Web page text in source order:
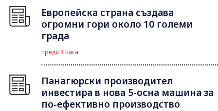
Европейска страна създава
огромни гори около 10 големи
града
преди 3 часа
Панагюрски производител
инвестира в нова 5-осна машина за
по-ефективно производство